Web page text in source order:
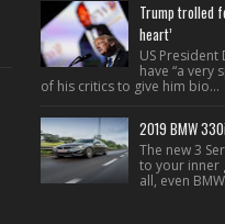
Trump trolled
heart’
US
have “a very
of his critics to give him bio...
2019 BMW
The new 3
to your inner
all, even